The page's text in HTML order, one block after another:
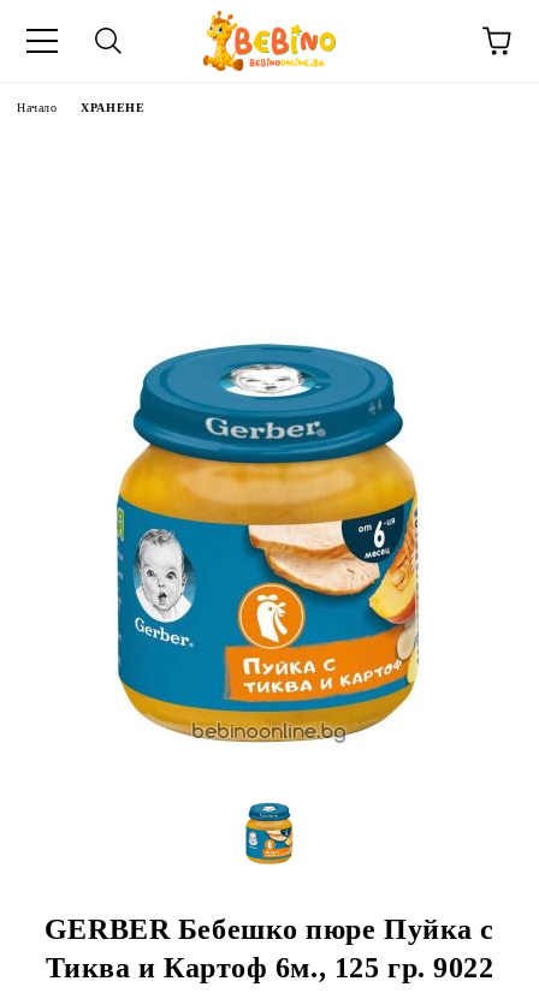
Начало ХРАНЕНЕ
GERBER Бебешко пюре Пуйка с
Тиква и Картоф 6м., 125 гр. 9022